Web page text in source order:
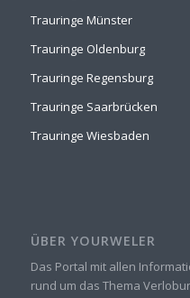
Trauringe Münster
Trauringe Oldenburg
Trauringe Regensburg
Trauringe Saarbrücken
Trauringe Wiesbaden
ÜBER YOURWELER
Das Portal mit allen
rund um das Thema